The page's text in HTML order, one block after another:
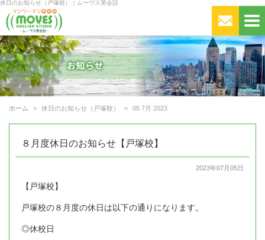
休日のお知らせ（戸塚校）｜ムーヴス英会話
ホーム 休日のお知らせ（戸塚校） 05 7月 2023
８月度休日のお知らせ【戸塚校】
2023年07月05日
【戸塚校】
戸塚校の８月度の休日は以下の通りになります。
◎休校日